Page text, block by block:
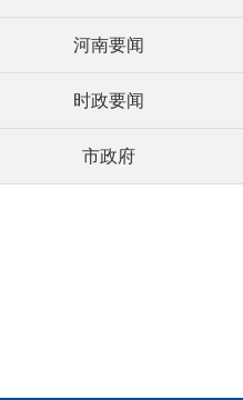
河南要闻
时政要闻
市政府